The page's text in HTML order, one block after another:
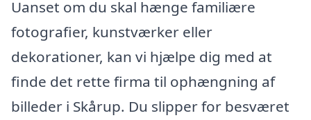
Uanset om du skal hænge familiære
fotografier, kunstværker eller
dekorationer, kan vi hjælpe dig med at
finde det rette firma til ophængning af
billeder i Skårup. Du slipper for besværet